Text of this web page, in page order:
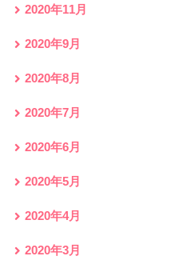
2020年11月
2020年9月
2020年8月
2020年7月
2020年6月
2020年5月
2020年4月
2020年3月